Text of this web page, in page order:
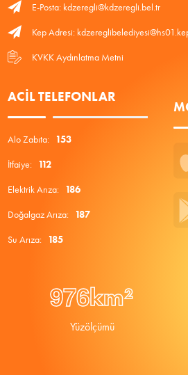
E-Posta: kdzeregli@kdzeregli.bel.tr
Kep Adresi:
KVKK Aydınlatma Metni
ACIL TELEFONLAR
Alo Zabıta: 153
İtfaiye: 112
Elektrik Arıza: 186
Doğalgaz Arıza: 187
Su Arıza: 185
976km²
Yüzölçümü